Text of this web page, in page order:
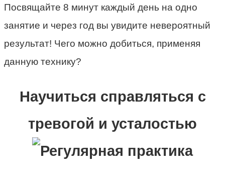
Посвящайте 8 минут каждый день на одно
занятие и через год вы увидите невероятный
результат! Чего можно добиться, применяя
данную технику?
Научиться справляться с
тревогой и усталостью